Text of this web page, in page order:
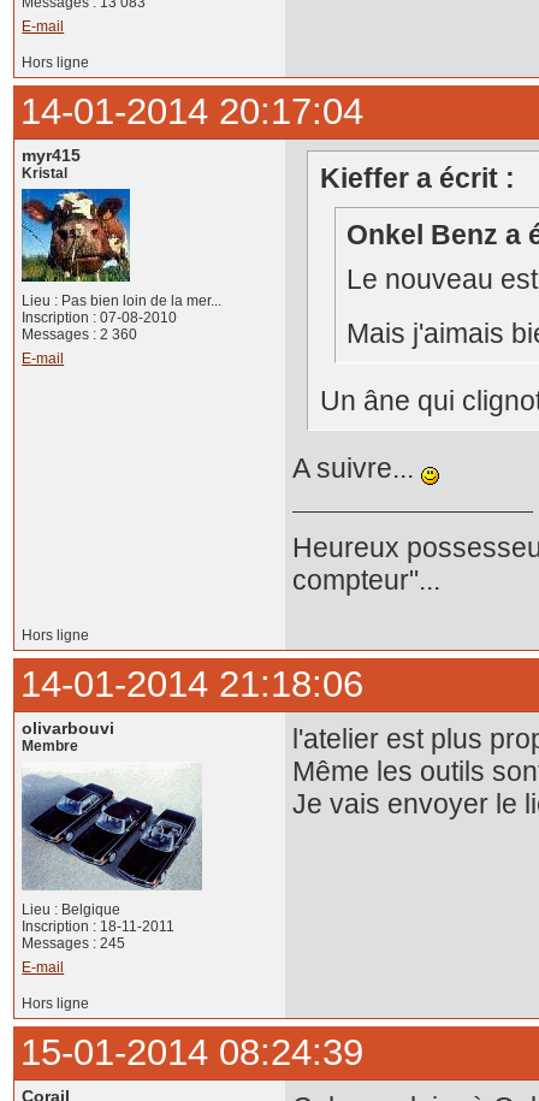
E-mail
Hors ligne
14-01-2014 20:17:04
myr415
Kristal
Lieu : Pas bien loin de la mer...
Inscription : 07-08-2010
Messages : 2 360
E-mail
Kieffer a écrit :
Onkel Benz a
Le nouveau
Mais j'aimais
Un âne qui
A suivre...
Heureux
compteur"...
Hors ligne
14-01-2014 21:18:06
olivarbouvi
Membre
Lieu : Belgique
Inscription : 18-11-2011
Messages : 245
E-mail
l'atelier est plus
Même les outils
Je vais envoyer le
Hors ligne
15-01-2014 08:24:39
Corail